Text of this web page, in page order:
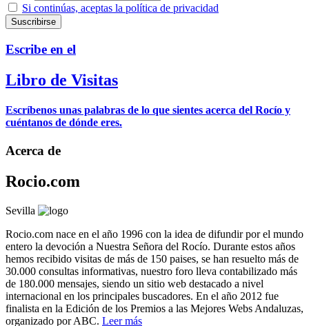
Si continúas, aceptas la política de privacidad
Escribe en el
Libro de Visitas
Escríbenos unas palabras de lo que sientes acerca del Rocío y
cuéntanos de dónde eres.
Acerca de
Rocio.com
Sevilla
Rocio.com nace en el año 1996 con la idea de difundir por el mundo
entero la devoción a Nuestra Señora del Rocío. Durante estos años
hemos recibido visitas de más de 150 paises, se han resuelto más de
30.000 consultas informativas, nuestro foro lleva contabilizado más
de 180.000 mensajes, siendo un sitio web destacado a nivel
internacional en los principales buscadores. En el año 2012 fue
finalista en la Edición de los Premios a las Mejores Webs Andaluzas,
organizado por ABC. Leer más